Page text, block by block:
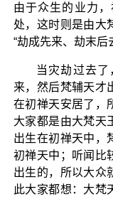
由于众生的业力
处，这时则是由大
“劫成先来、劫末后
当灾劫过去
来，然后梵辅天才
在初禅天安居了，
大家都是由大梵天
出生在初禅天中，
初禅天中；听闻比
出生的，所以大众
此大家都想：大梵